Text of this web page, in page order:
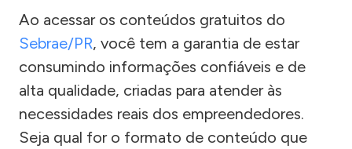
Ao acessar os conteúdos gratuitos do
Sebrae/PR, você tem a garantia de estar
consumindo informações confiáveis e de
alta qualidade, criadas para atender às
necessidades reais dos empreendedores.
Seja qual for o formato de conteúdo que